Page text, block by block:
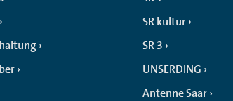
SR kultur
SR 3
UNSERDING
Antenne Saar